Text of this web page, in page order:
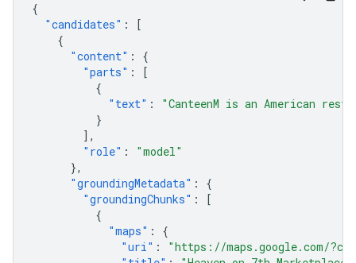
{
"candidates" :
[
{
"content" :
{
"parts" :
[
{
"text" :
"CanteenM is an American
}
],
"role" :
"model"
},
"groundingMetadata" :
{
"groundingChunks" :
[
{
"maps" :
{
"uri" :
"https://maps.google.com/